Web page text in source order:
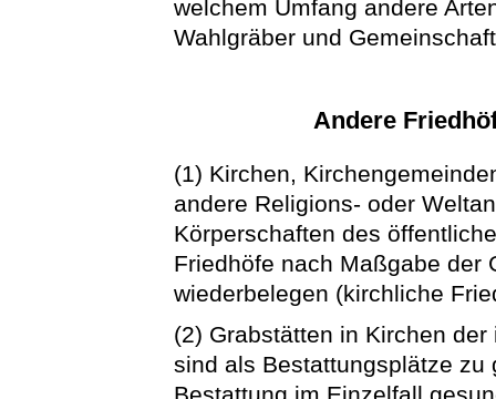
welchem Umfang andere
Wahlgräber und
Andere
(1) Kirchen,
andere Religions- oder
Körperschaften des
Friedhöfe nach Maßgabe der
wiederbelegen (kirchliche
(2) Grabstätten in Kirchen
sind als Bestattungsplätze